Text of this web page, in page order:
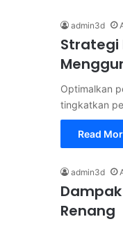
admin3d
Strategi
Optimalkan
tingkatkan
Read
admin3d
Renang